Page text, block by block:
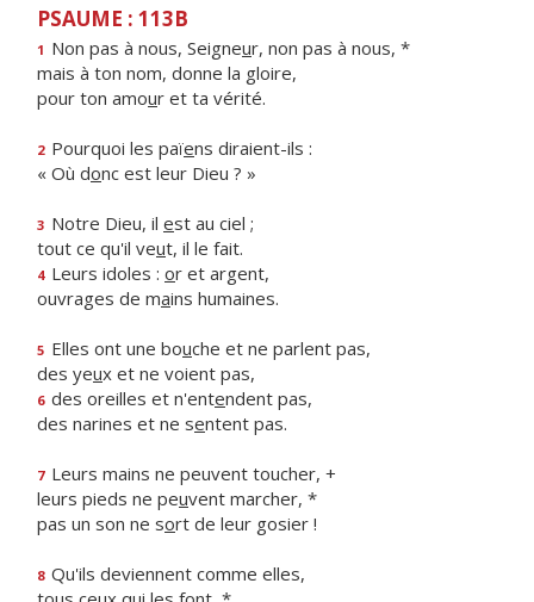
PSAUME : 113B
1 Non pas à nous, Seigneur, non pas à nous, *
mais à ton nom, donne la gloire,
pour ton amour et ta vérité.
2 Pourquoi les païens diraient-ils :
« Où donc est leur Dieu ? »
3 Notre Dieu, il est au ciel ;
tout ce qu'il veut, il le fait.
4 Leurs idoles : or et argent,
ouvrages de mains humaines.
5 Elles ont une bouche et ne parlent pas,
des yeux et ne voient pas,
6 des oreilles et n'entendent pas,
des narines et ne sentent pas.
7 Leurs mains ne peuvent toucher, +
leurs pieds ne peuvent marcher, *
pas un son ne sort de leur gosier !
8 Qu'ils deviennent comme elles,